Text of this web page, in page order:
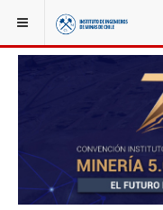
YOU ARE HERE: NOTICIAS